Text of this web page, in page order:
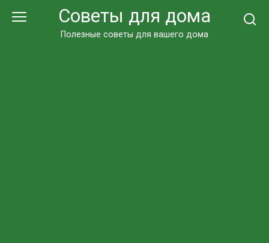
Советы для дома
Полезные советы для вашего дома